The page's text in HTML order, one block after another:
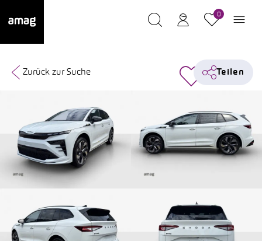
0
Zurück zur Suche Teilen